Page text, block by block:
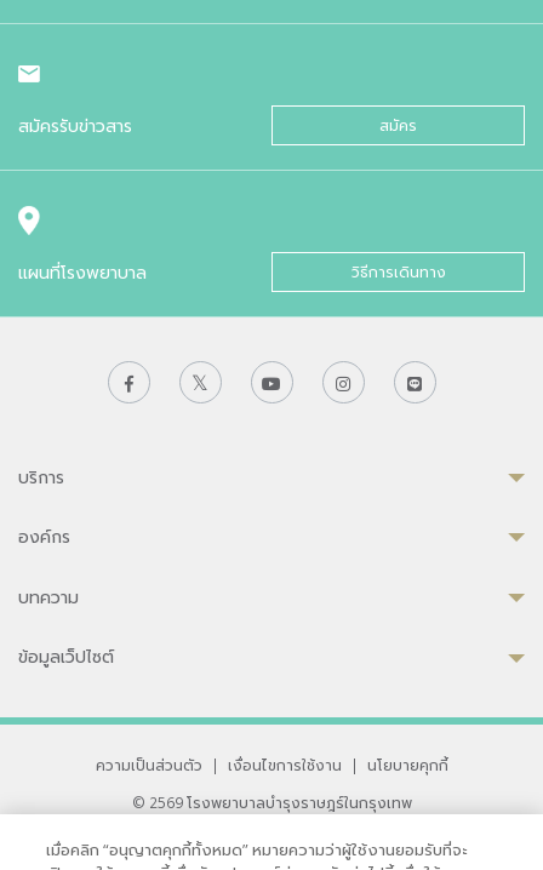
สมัครรับข่าวสาร สมัคร
แผนที่โรงพยาบาล วิธีการเดินทาง
บริการ
องค์กร
บทความ
ข้อมูลเว็ปไซต์
ความเป็นส่วนตัว | เงื่อนไขการใช้งาน |
นโยบายคุกกี้
© 2569 โรงพยาบาลบำรุงราษฎร์ในกรุงเทพ
เมื่อคลิก “อนุญาตคุกกี้ทั้งหมด” หมายความว่าผู้ใช้งานยอมรับที่จะ